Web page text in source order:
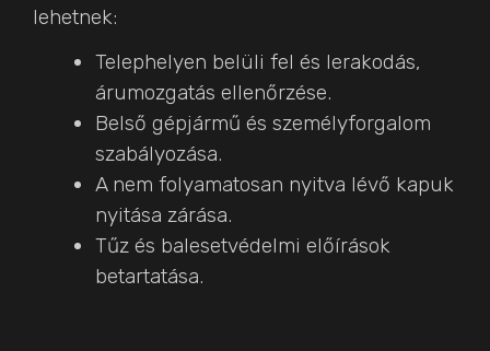
lehetnek:
Telephelyen belüli fel és lerakodás,
árumozgatás ellenőrzése.
Belső gépjármű és személyforgalom
szabályozása.
A nem folyamatosan nyitva lévő kapuk
nyitása zárása.
Tűz és balesetvédelmi előírások
betartatása.